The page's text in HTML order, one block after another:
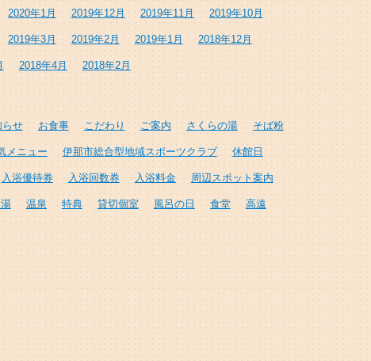
2020年1月 2019年12月 2019年11月 2019年10月
2019年3月 2019年2月 2019年1月 2018年12月
2018年4月 2018年2月
せ お食事 こだわり ご案内 さくらの湯
そば粉
メニュー 伊那市総合型地域スポーツクラブ
休館日
入浴優待券 入浴回数券 入浴料金
周辺スポット案内
温泉 特典 貸切個室 風呂の日 食堂
高遠